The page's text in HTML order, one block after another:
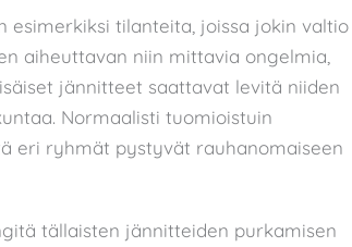
esimerkiksi tilanteita, joissa jokin valtio
aiheuttavan niin mittavia ongelmia,
jännitteet saattavat levitä niiden
Normaalisti tuomioistuin
eri ryhmät pystyvät rauhanomaiseen
tällaisten jännitteiden purkamisen